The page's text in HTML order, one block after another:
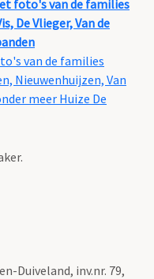
foto's van de families
De Vlieger, Van de
van de families
Nieuwenhuijzen, Van
meer Huize De
Duiveland, inv.nr. 79,